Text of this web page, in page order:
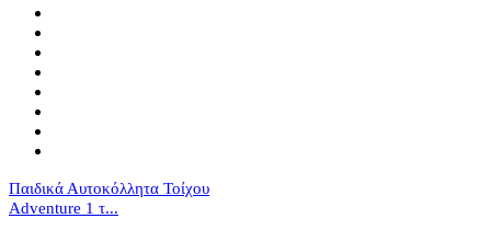
Παιδικά Αυτοκόλλητα Τοίχου
Adventure 1 τ...